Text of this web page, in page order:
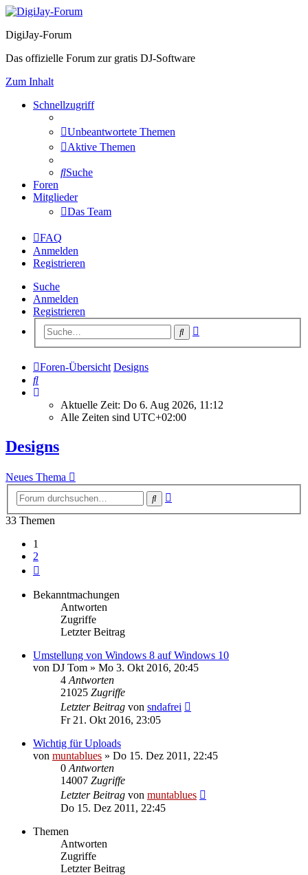
DigiJay-Forum
Das offizielle Forum zur gratis DJ-Software
Zum Inhalt
Schnellzugriff
Unbeantwortete Themen
Aktive Themen
Suche
Foren
Mitglieder
Das Team
FAQ
Anmelden
Registrieren
Suche
Anmelden
Registrieren
Suche
Foren-Übersicht Designs
Suche
Aktuelle Zeit: Do 6. Aug 2026, 11:12
Alle Zeiten sind UTC+02:00
Designs
Neues Thema
Suche
33 Themen
1
2
Bekanntmachungen
Antworten
Zugriffe
Letzter Beitrag
Umstellung von Windows 8 auf Windows 10
von DJ Tom » Mo 3. Okt 2016, 20:45
4 Antworten
21025 Zugriffe
Letzter Beitrag von sndafrei
Fr 21. Okt 2016, 23:05
Wichtig für Uploads
von muntablues » Do 15. Dez 2011, 22:45
0 Antworten
14007 Zugriffe
Letzter Beitrag von muntablues
Do 15. Dez 2011, 22:45
Themen
Antworten
Zugriffe
Letzter Beitrag